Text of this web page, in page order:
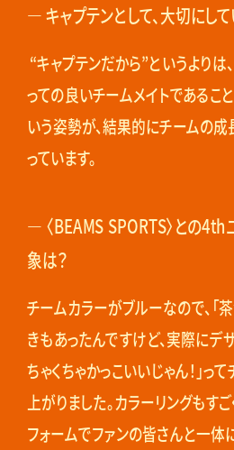
― キャプテンとして、大切にし
“キャプテンだから”というより
っての良いチームメイトであるこ
いう姿勢が、結果的にチームの
っています。
― 〈BEAMS SPORTS〉との4th
象は？
チームカラーがブルーなので、「
きもあったんですけど、実際にデ
ちゃくちゃかっこいいじゃん！」っ
上がりました。カラーリングもす
フォームでファンの皆さんと一